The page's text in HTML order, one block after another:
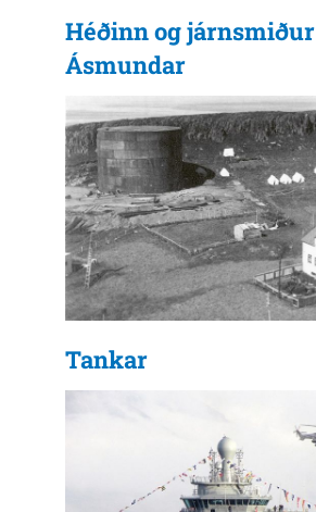
Héðinn og járnsmiður
Ásmundar
Tankar